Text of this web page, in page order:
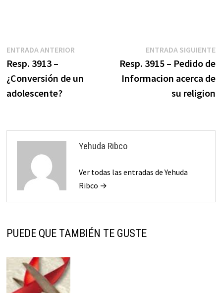
Navegación
de
entradas
ENTRADA ANTERIOREntrada
Resp. 3913 –
¿Conversión de un
adolescente?
ENTRADA SIGUIENTE
Resp. 3915 – Pedido de
Informacion acerca de
su religion
Yehuda Ribco
Ver todas las entradas de Yehuda
Ribco →
PUEDE QUE TAMBIÉN TE GUSTE